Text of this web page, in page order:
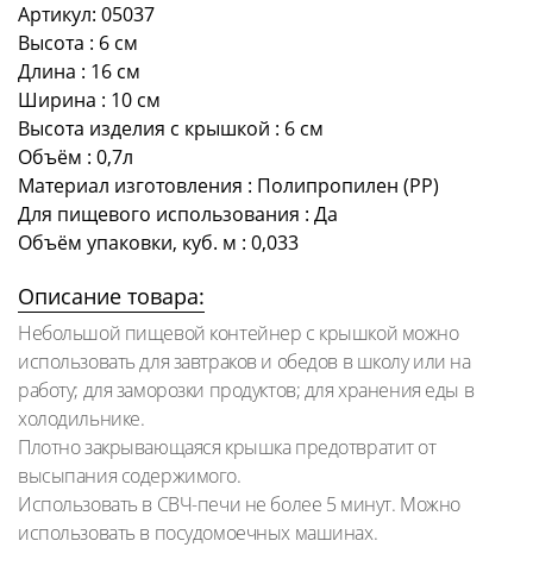
Артикул: 05037
Высота : 6 см
Длина : 16 см
Ширина : 10 см
Высота изделия с крышкой : 6 см
Объём : 0,7л
Материал изготовления : Полипропилен (PP)
Для пищевого использования : Да
Объём упаковки, куб. м : 0,033
Описание товара:
Небольшой пищевой контейнер с крышкой можно
использовать для завтраков и обедов в школу или на
работу; для заморозки продуктов; для хранения еды в
холодильнике.
Плотно закрывающаяся крышка предотвратит от
высыпания содержимого.
Использовать в СВЧ-печи не более 5 минут. Можно
использовать в посудомоечных машинах.